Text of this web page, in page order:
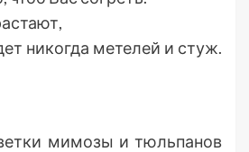
никогда метелей и стуж.
мимозы и тюльпанов